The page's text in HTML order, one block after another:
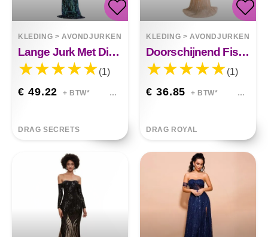
KLEDING >AVONDJURKEN
Lange Jurk Met Diepe V-hals Symphony Pailletten Ariel
(1)
€ 49.22 + BTW*
DRAG SECRETS
KLEDING >AVONDJURKEN
Doorschijnend Fishtail-pakket Hippe Jurk Hoststijl
(1)
€ 36.85 + BTW*
DRAG ROYAL